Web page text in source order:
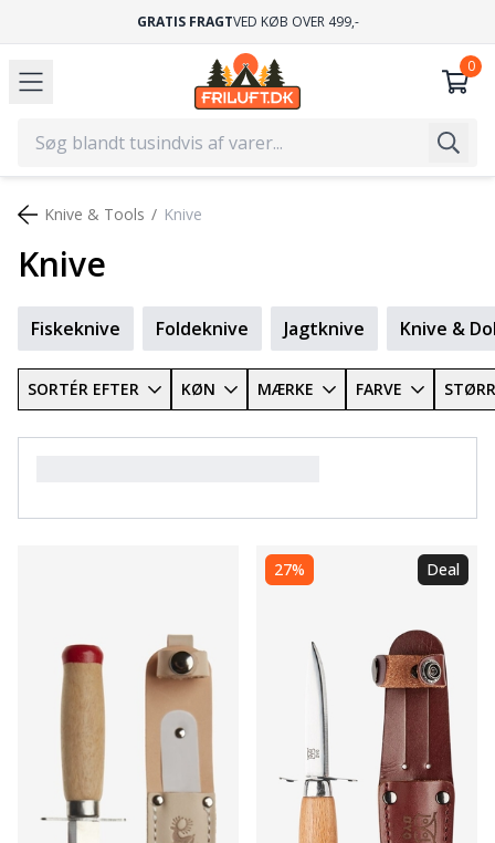
GRATIS FRAGTVED KØB OVER 499,-
Fiskeknive Foldeknive Jagtknive Knive &
Knive & Tools Knive
Knive
SORTÉR EFTER KØN MÆRKE FARVE
27% Deal